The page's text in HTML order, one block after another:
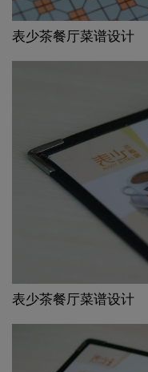
表少茶餐厅菜谱设计
表少茶餐厅菜谱设计